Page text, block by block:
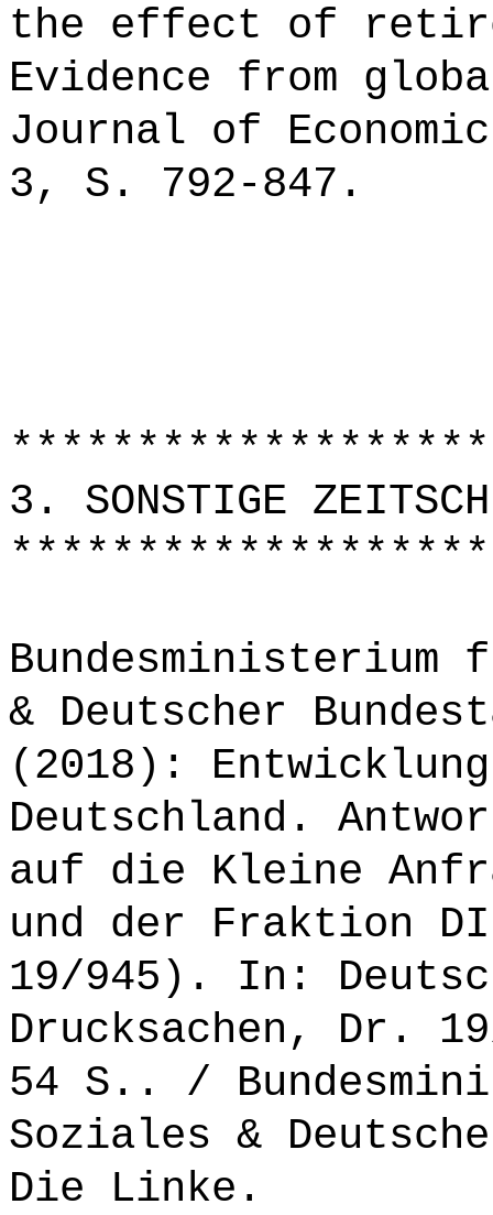
the effect of
Evidence from
Journal of
3, S. 792-847.
3. SONSTIGE
& Deutscher
(2018):
Deutschland.
auf die Kleine
und der Fraktion
19/945). In:
Drucksachen, Dr.
54 S.. /
Soziales &
Die Linke.